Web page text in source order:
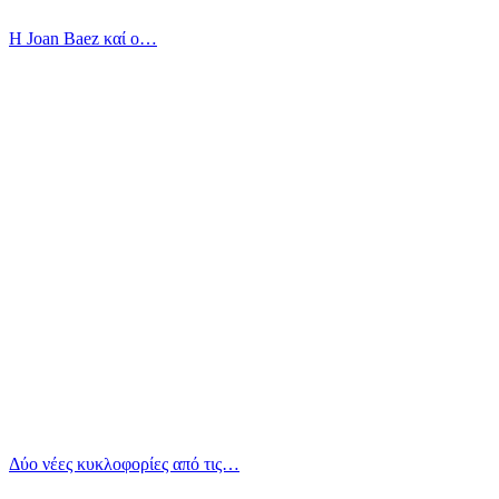
Η Joan Baez καί ο…
Δύο νέες κυκλοφορίες από τις…